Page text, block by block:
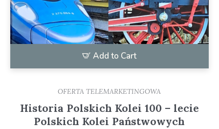
Add to Cart
OFERTA TELEMARKETINGOWA
Historia Polskich Kolei 100 – lecie
Polskich Kolei Państwowych